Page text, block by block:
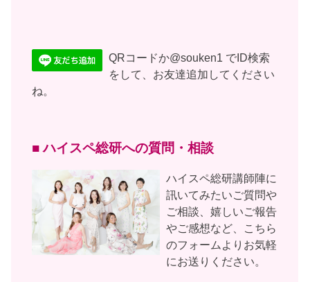
QRコードか@souken1 でID検索
をして、お友達追加してください
ね。
■ ハイスペ総研への質問・相談
ハイスペ総研講師陣に
訊いてみたいご質問や
ご相談、嬉しいご報告
やご感想など、こちら
のフォームよりお気軽
にお送りください。